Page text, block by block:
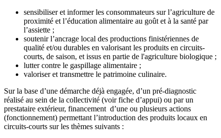
sensibiliser et informer les consommateurs sur l’agriculture de
proximité et l’éducation alimentaire au goût et à la santé par
l’assiette ;
soutenir l’ancrage local des productions finistériennes de
qualité et/ou durables en valorisant les produits en circuits-
courts, de saison, et issus en partie de l'agriculture biologique ;
lutter contre le gaspillage alimentaire ;
valoriser et transmettre le patrimoine culinaire.
Sur la base d’une démarche déjà engagée, d’un pré-diagnostic
réalisé au sein de la collectivité (voir fiche d’appui) ou par un
prestataire extérieur, financement d’une ou plusieurs actions
(fonctionnement) permettant l’introduction des produits locaux en
circuits-courts sur les thèmes suivants :